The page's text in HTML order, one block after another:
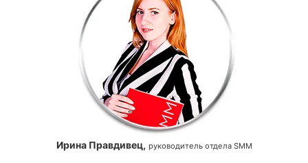
Ирина Правдивец, руководитель отдела SMM